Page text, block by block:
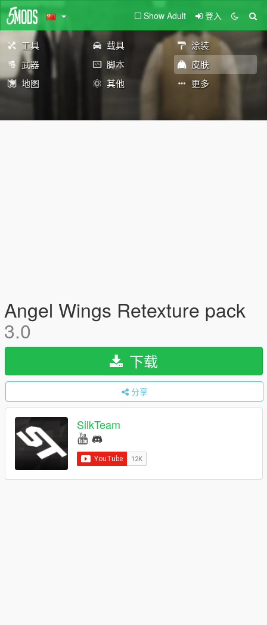
Show Adult 登入
工具 载具
涂装
武器
脚本
皮肤
地图
其他 更多
Angel Wings Retexture pack
3.0
下载
分享
SilkTeam